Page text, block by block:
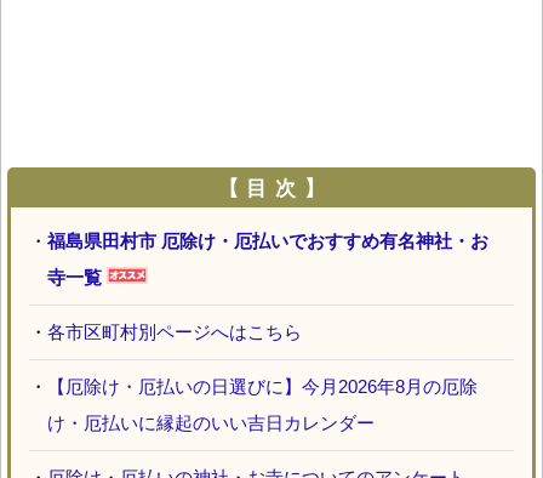
【 目 次 】
・ 福島県田村市 厄除け・厄払いでおすすめ有名神社・お
寺一覧
・ 各市区町村別ページへはこちら
・
【厄除け・厄払いの日選びに】今月2026年8月の厄除
け・厄払いに縁起のいい吉日カレンダー